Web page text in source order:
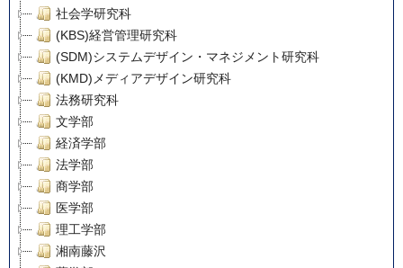
社会学研究科
(KBS)経営管理研究科
(SDM)システムデザイン・マネジメント研究科
(KMD)メディアデザイン研究科
法務研究科
文学部
経済学部
法学部
商学部
医学部
理工学部
湘南藤沢